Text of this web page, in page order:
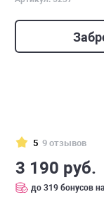
5 9 отзывов
3 190 руб.
до 319 бонусов